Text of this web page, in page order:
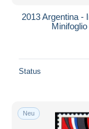
2013 Argentina -
Status
Neu